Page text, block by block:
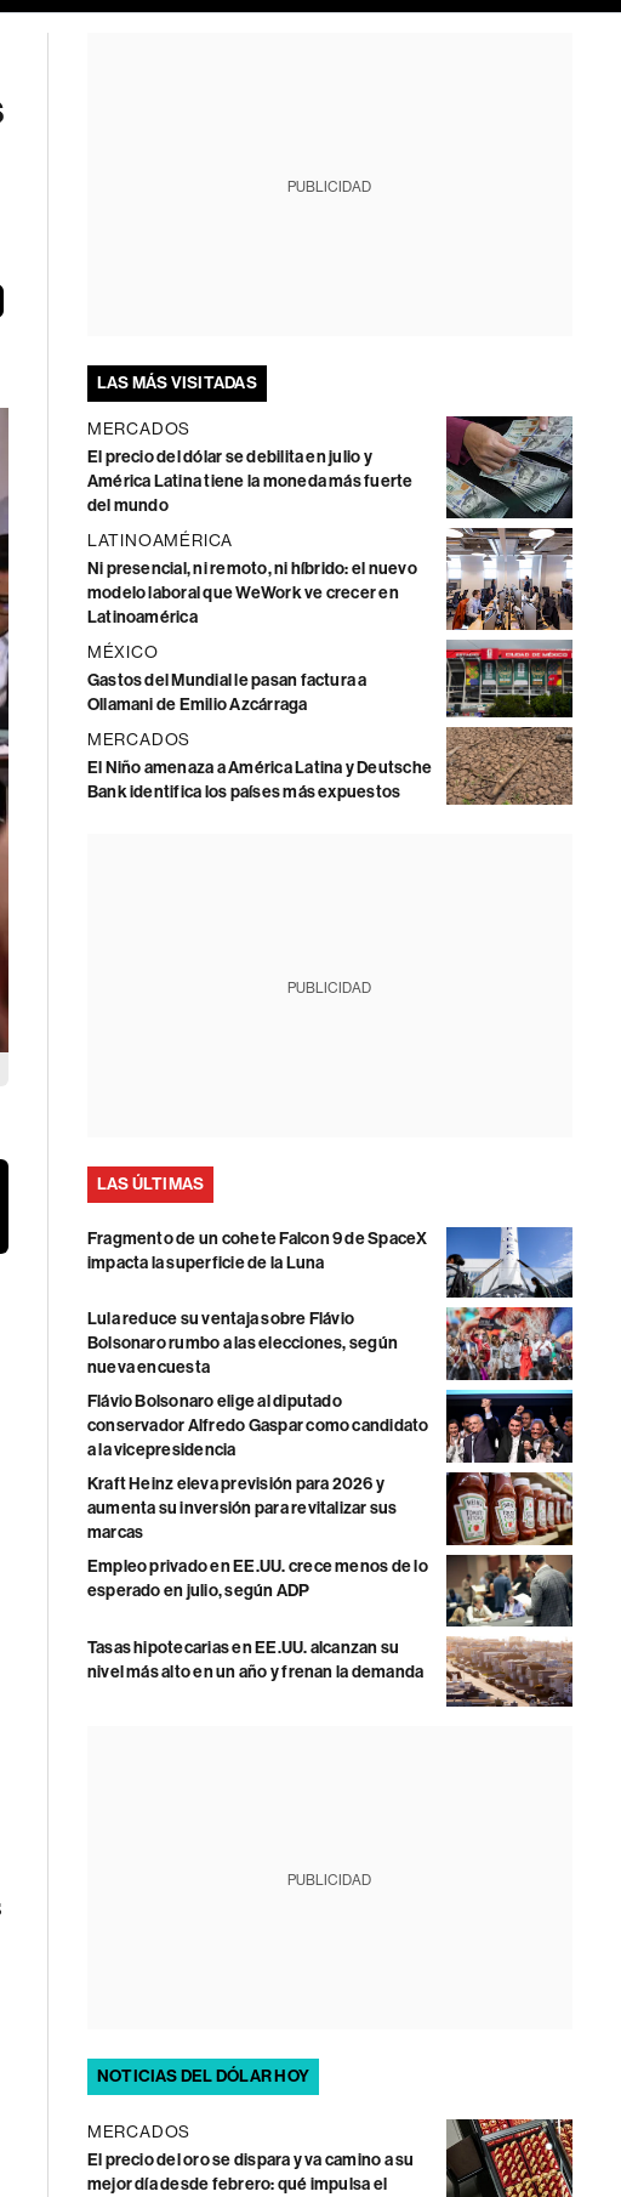
PUBLICIDAD
LAS MÁS VISITADAS
MERCADOS
El precio del dólar se debilita en julio y
América Latina tiene la moneda más fuerte
del mundo
LATINOAMÉRICA
Ni presencial, ni remoto, ni híbrido: el nuevo
modelo laboral que WeWork ve crecer en
Latinoamérica
MÉXICO
Gastos del Mundial le pasan factura a
Ollamani de Emilio Azcárraga
MERCADOS
El Niño amenaza a América Latina y Deutsche
Bank identifica los países más expuestos
PUBLICIDAD
LAS ÚLTIMAS
Fragmento de un cohete Falcon 9 de SpaceX
impacta la superficie de la Luna
Lula reduce su ventaja sobre Flávio
Bolsonaro rumbo a las elecciones, según
nueva encuesta
Flávio Bolsonaro elige al diputado
conservador Alfredo Gaspar como candidato
a la vicepresidencia
Kraft Heinz eleva previsión para 2026 y
aumenta su inversión para revitalizar sus
marcas
Empleo privado en EE.UU. crece menos de lo
esperado en julio, según ADP
Tasas hipotecarias en EE.UU. alcanzan su
nivel más alto en un año y frenan la demanda
PUBLICIDAD
NOTICIAS DEL DÓLAR HOY
MERCADOS
El precio del oro se dispara y va camino a su
mejor día desde febrero: qué impulsa el